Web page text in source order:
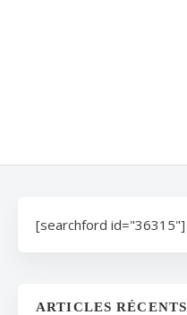
[searchford id="36315"]
ARTICLES RÉCENTS